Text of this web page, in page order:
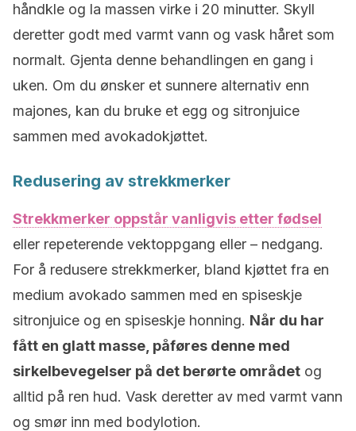
håndkle og la massen virke i 20 minutter. Skyll
deretter godt med varmt vann og vask håret som
normalt. Gjenta denne behandlingen en gang i
uken. Om du ønsker et sunnere alternativ enn
majones, kan du bruke et egg og sitronjuice
sammen med avokadokjøttet.
Redusering av strekkmerker
Strekkmerker oppstår vanligvis etter fødsel
eller repeterende vektoppgang eller – nedgang.
For å redusere strekkmerker, bland kjøttet fra en
medium avokado sammen med en spiseskje
sitronjuice og en spiseskje honning. Når du har
fått en glatt masse, påføres denne med
sirkelbevegelser på det berørte området og
alltid på ren hud. Vask deretter av med varmt vann
og smør inn med bodylotion.